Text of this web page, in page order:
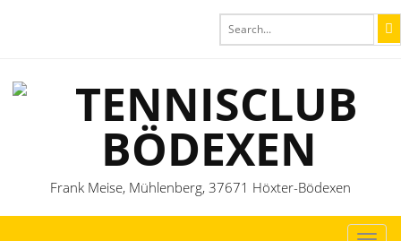
Frank Meise, Mühlenberg, 37671 Höxter-Bödexen